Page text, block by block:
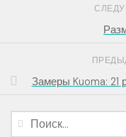
Замеры Kuoma: 21
Найти: